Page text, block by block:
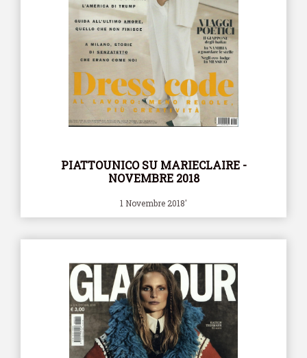
PIATTOUNICO SU MARIECLAIRE -
NOVEMBRE 2018
1 Novembre 2018'